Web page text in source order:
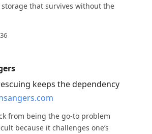
that survives without the
keeps the dependency
from being the go-to problem
because it challenges one’s